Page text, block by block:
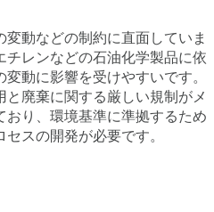
動などの制約に直面していま
レンなどの石油化学製品に依
動に影響を受けやすいです。
廃棄に関する厳しい規制がメ
おり、環境基準に準拠するため
スの開発が必要です。